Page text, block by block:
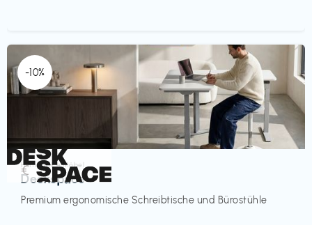
-10%
Homeoffice Möbel
Deskspace
Premium ergonomische Schreibtische und Bürostühle
€‎